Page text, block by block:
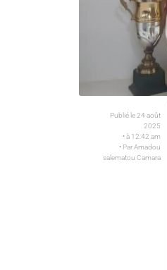
Publié le24 août
2025
• à 12:42 am
• ParAmadou
salematou Camara